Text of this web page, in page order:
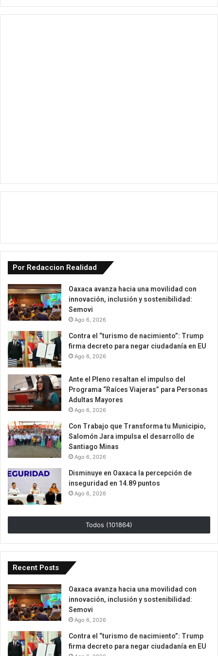
Por Redaccion Realidad
Oaxaca avanza hacia una movilidad con
innovación, inclusión y sostenibilidad:
Semovi
Ago 6, 2026
Contra el “turismo de nacimiento”: Trump
firma decreto para negar ciudadanía en EU
Ago 6, 2026
Ante el Pleno resaltan el impulso del
Programa “Raíces Viajeras” para Personas
Adultas Mayores
Ago 6, 2026
Con Trabajo que Transforma tu Municipio,
Salomón Jara impulsa el desarrollo de
Santiago Minas
Ago 6, 2026
Disminuye en Oaxaca la percepción de
inseguridad en 14.89 puntos
Ago 6, 2026
Todos (101864)
Recent Posts
Oaxaca avanza hacia una movilidad con
innovación, inclusión y sostenibilidad:
Semovi
Ago 6, 2026
Contra el “turismo de nacimiento”: Trump
firma decreto para negar ciudadanía en EU